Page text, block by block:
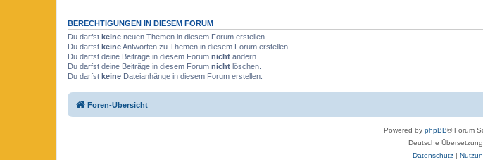
BERECHTIGUNGEN IN DIESEM FORUM
Du darfst keine neuen Themen in diesem Forum erstellen.
Du darfst keineAntworten zu Themen in diesem Forum erstellen.
Du darfst deine Beiträge in diesem Forum nicht ändern.
Du darfst deine Beiträge in diesem Forum nicht löschen.
Du darfst keine Dateianhänge in diesem Forum erstellen.
Foren-Übersicht
Powered by phpBB® Forum
Deutsche
Datenschutz|